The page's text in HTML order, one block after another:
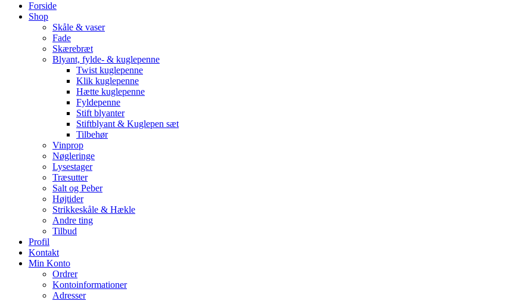
Forside
Shop
Skåle & vaser
Fade
Skærebræt
Blyant, fylde- & kuglepenne
Twist kuglepenne
Klik kuglepenne
Hætte kuglepenne
Fyldepenne
Stift blyanter
Stiftblyant & Kuglepen sæt
Tilbehør
Vinprop
Nøgleringe
Lysestager
Træsutter
Salt og Peber
Højtider
Strikkeskåle & Hækle
Andre ting
Tilbud
Profil
Kontakt
Min Konto
Ordrer
Kontoinformationer
Adresser